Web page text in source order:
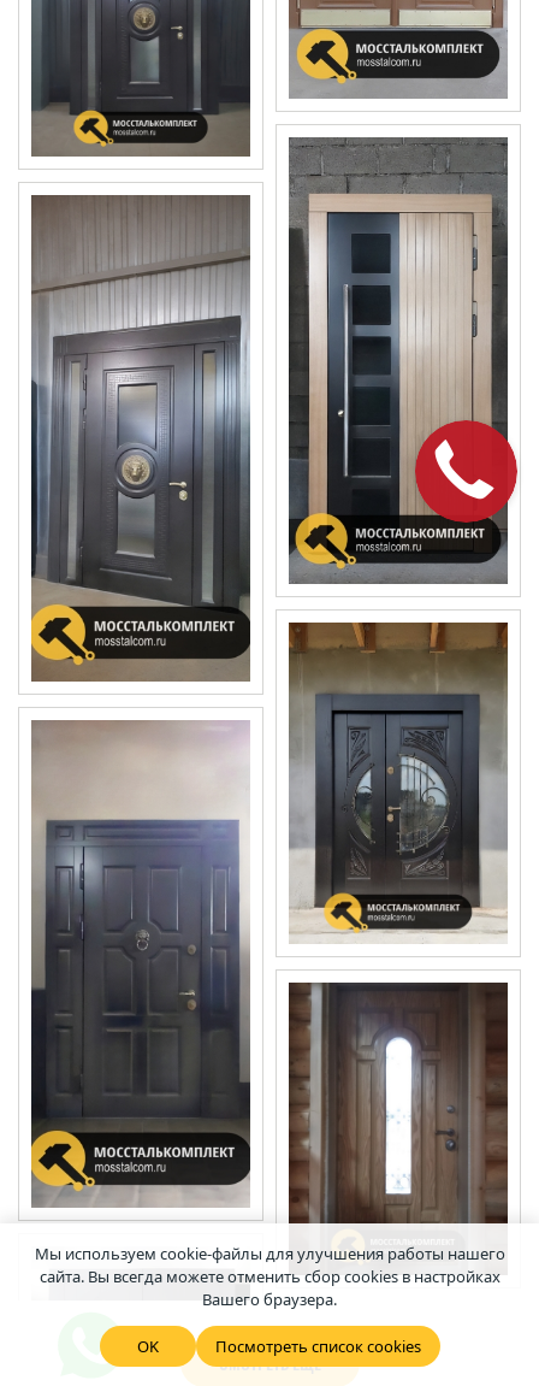
СМОТРЕТЬ ЕЩЕ
Мы используем cookie-файлы для улучшения работы нашего
сайта. Вы всегда можете отменить сбор cookies в настройках
Вашего браузера.
OK Посмотреть список cookies